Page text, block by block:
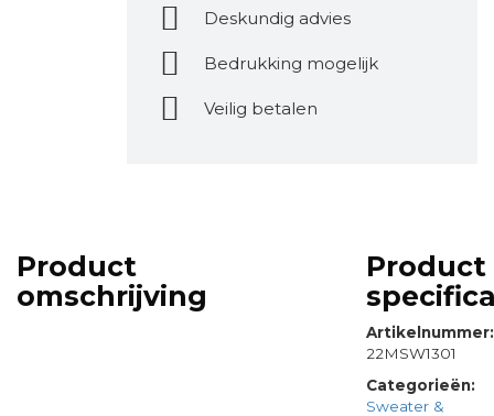
Deskundig advies
Bedrukking mogelijk
Veilig betalen
Product
omschrijving
Product
Artikelnummer:
22MSW1301
Categorieën:
Sweater &